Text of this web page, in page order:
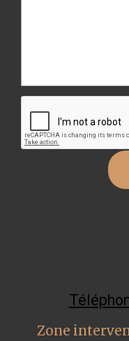
Zone